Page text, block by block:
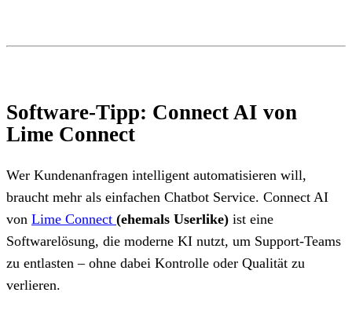
Software-Tipp: Connect AI von
Lime Connect
Wer Kundenanfragen intelligent automatisieren will,
braucht mehr als einfachen Chatbot Service. Connect AI
von Lime Connect (ehemals Userlike) ist eine
Softwarelösung, die moderne KI nutzt, um Support-Teams
zu entlasten – ohne dabei Kontrolle oder Qualität zu
verlieren.